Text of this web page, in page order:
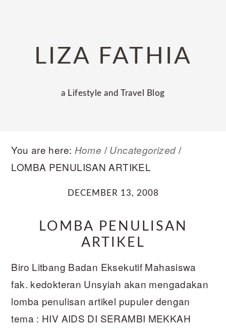
navigationLIZA FATHIA
a Lifestyle and Travel Blog
You are here: Home / Uncategorized /
LOMBA PENULISAN ARTIKEL
DECEMBER 13, 2008
LOMBA PENULISAN
ARTIKEL
Biro Litbang Badan Eksekutif Mahasiswa
fak. kedokteran Unsyiah akan mengadakan
lomba penulisan artikel pupuler dengan
tema : HIV AIDS DI SERAMBI MEKKAH